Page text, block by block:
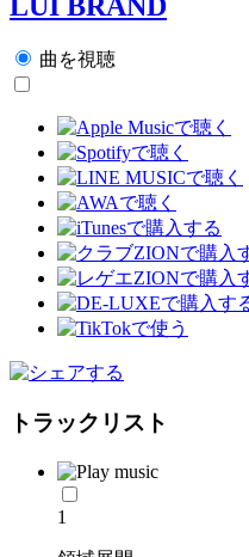
曲を視聴
トラックリスト
1